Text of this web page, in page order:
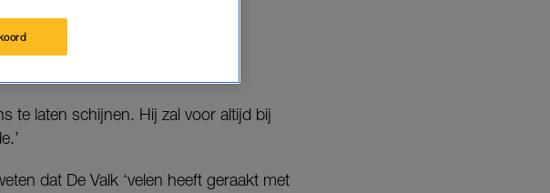
van zijn overlijden.
te laten schijnen. Hij zal voor altijd bij
dat De Valk ‘velen heeft geraakt met